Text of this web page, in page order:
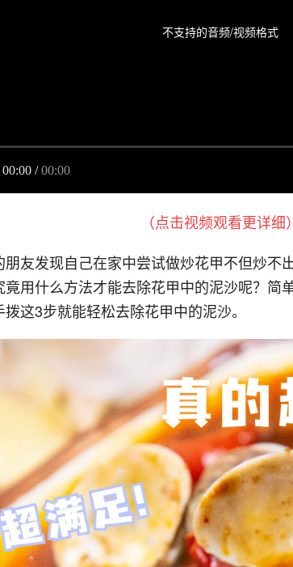
不支持的音频/视频格式
00:00 / 00:00
（点击视频观看更详细）
朋友发现自己在家中尝试做炒花甲不但炒不
竟用什么方法才能去除花甲中的泥沙呢？简
这3步就能轻松去除花甲中的泥沙。